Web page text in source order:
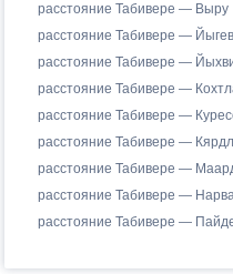
расстояние Табивере — Выру
расстояние Табивере —
расстояние Табивере —
расстояние Табивере —
расстояние Табивере —
расстояние Табивере —
расстояние Табивере —
расстояние Табивере —
расстояние Табивере —